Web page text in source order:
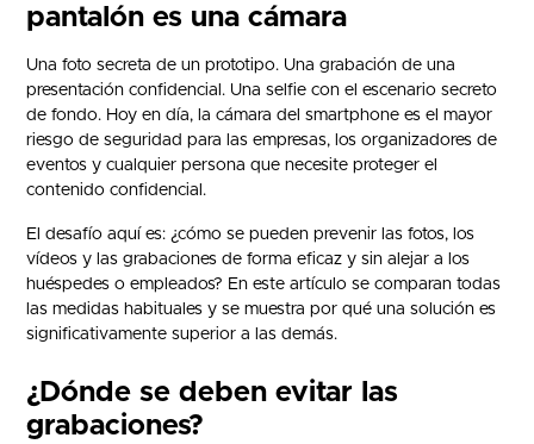
pantalón es una cámara
Una foto secreta de un prototipo. Una grabación de una
presentación confidencial. Una selfie con el escenario secreto
de fondo. Hoy en día, la cámara del smartphone es el mayor
riesgo de seguridad para las empresas, los organizadores de
eventos y cualquier persona que necesite proteger el
contenido confidencial.
El desafío aquí es: ¿cómo se pueden prevenir las fotos, los
vídeos y las grabaciones de forma eficaz y sin alejar a los
huéspedes o empleados? En este artículo se comparan todas
las medidas habituales y se muestra por qué una solución es
significativamente superior a las demás.
¿Dónde se deben evitar las
grabaciones?